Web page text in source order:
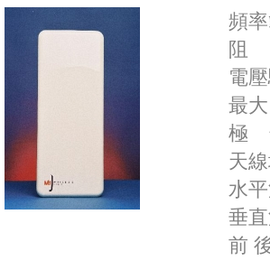
頻
阻
電
最
極
天
水
垂
前